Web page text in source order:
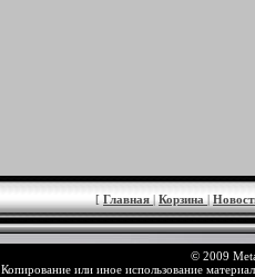
[ Главная | Корзина |
© 2009
Копирование или иное использование